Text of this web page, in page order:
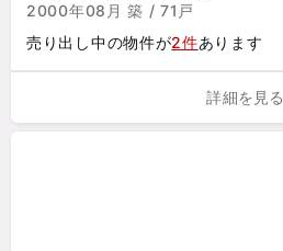
2000年08月 築 / 71戸
売り出し中の物件が2件あります
詳細を見る